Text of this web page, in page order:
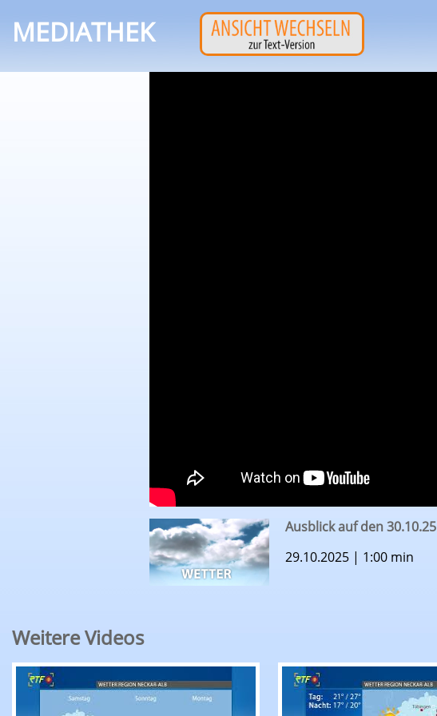
MEDIATHEK
Ausblick auf den 30.10.25
29.10.2025 | 1:00 min
Weitere Videos
RTF.1-Wetter: Ausblick auf den 07.08.26RTF.1-Wetter: